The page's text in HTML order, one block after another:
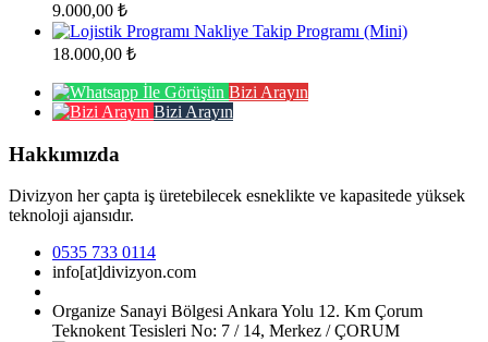
9.000,00 ₺
Nakliye Takip Programı (Mini)
18.000,00 ₺
Bizi Arayın
Bizi Arayın
Hakkımızda
Divizyon her çapta iş üretebilecek esneklikte ve kapasitede yüksek
teknoloji ajansıdır.
0535 733 0114
info[at]divizyon.com
Organize Sanayi Bölgesi Ankara Yolu 12. Km Çorum
Teknokent Tesisleri No: 7 / 14, Merkez / ÇORUM